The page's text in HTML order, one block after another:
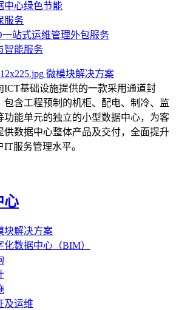
中心绿色节能
服务
站式运维管理外包服务
智能服务
微模块解决方案
ICT基础设施提供的一款采用通道封
包含工程预制的机柜、配电、制冷、监
功能单元的独立的小型数据中心，为客
供数据中心整体产品及交付，全面提升
IT服务管理水平。
心
块解决方案
化数据中心（BIM）
及运维